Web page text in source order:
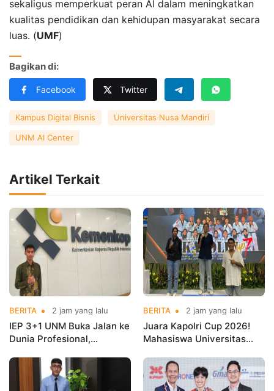
sekaligus memperkuat peran AI dalam meningkatkan
kualitas pendidikan dan kehidupan masyarakat secara
luas. (UMF)
Bagikan di:
Facebook Twitter
Kampus Digital Bisnis Universitas Nusa Mandiri
UNM AI Center
Artikel Terkait
BERITA 2 jam yang lalu
IEP 3+1 UNM Buka Jalan ke
Dunia Profesional,
Kementerian Koperasi
BERITA 2 jam yang lalu
Juara Kapolri Cup 2026!
Mahasiswa Universitas
Nama Kampus di Kejurnas
Taekwondo